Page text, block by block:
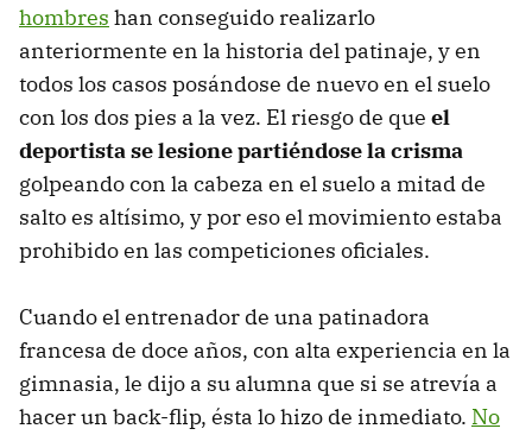
hombres han conseguido realizarlo
anteriormente en la historia del patinaje, y en
todos los casos posándose de nuevo en el suelo
con los dos pies a la vez. El riesgo de que el
deportista se lesione partiéndose la crisma
golpeando con la cabeza en el suelo a mitad de
salto es altísimo, y por eso el movimiento estaba
prohibido en las competiciones oficiales.
Cuando el entrenador de una patinadora
francesa de doce años, con alta experiencia en la
gimnasia, le dijo a su alumna que si se atrevía a
hacer un back-flip, ésta lo hizo de inmediato. No